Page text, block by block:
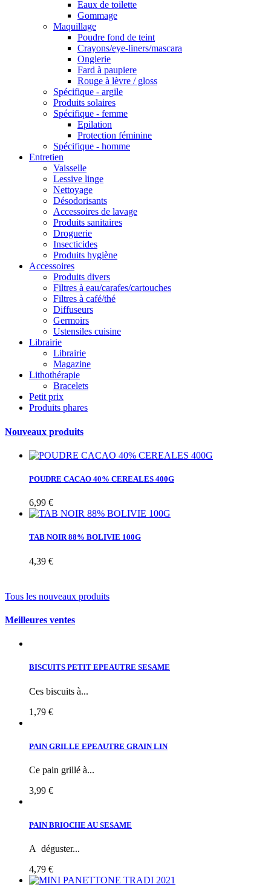
Eaux de toilette
Gommage
Maquillage
Poudre fond de teint
Crayons/eye-liners/mascara
Onglerie
Fard à paupiere
Rouge à lèvre / gloss
Spécifique - argile
Produits solaires
Spécifique - femme
Epilation
Protection féminine
Spécifique - homme
Entretien
Vaisselle
Lessive linge
Nettoyage
Désodorisants
Accessoires de lavage
Produits sanitaires
Droguerie
Insecticides
Produits hygiène
Accessoires
Produits divers
Filtres à eau/carafes/cartouches
Filtres à café/thé
Diffuseurs
Germoirs
Ustensiles cuisine
Librairie
Librairie
Magazine
Lithothérapie
Bracelets
Petit prix
Produits phares
Nouveaux produits
POUDRE CACAO 40% CEREALES 400G
6,99 €
TAB NOIR 88% BOLIVIE 100G
4,39 €
Tous les nouveaux produits
Meilleures ventes
BISCUITS PETIT EPEAUTRE SESAME
Ces biscuits à...
1,79 €
PAIN GRILLE EPEAUTRE GRAIN LIN
Ce pain grillé à...
3,99 €
PAIN BRIOCHE AU SESAME
A déguster...
4,79 €